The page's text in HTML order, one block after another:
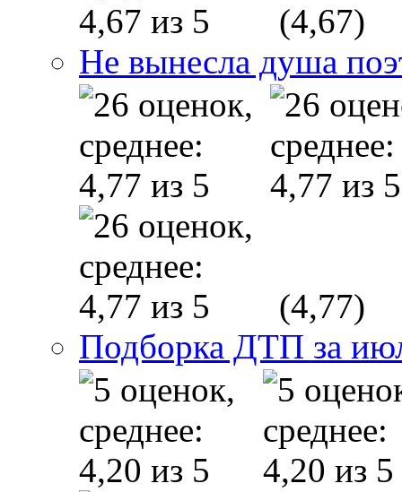
(4,67)
Не вынесла душа
(4,77)
Подборка ДТП за